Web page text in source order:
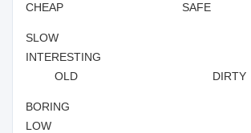
CHEAP SAFE
SLOW
OLD DIRTY
BORING